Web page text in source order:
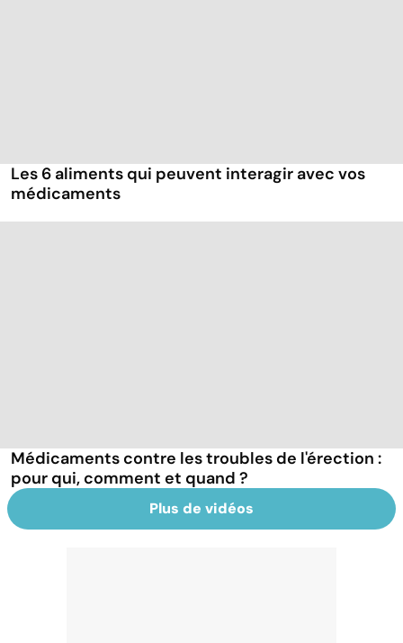
Les 6 aliments qui peuvent interagir avec vos
médicaments
Médicaments contre les troubles de l'érection :
pour qui, comment et quand ?
Plus de vidéos